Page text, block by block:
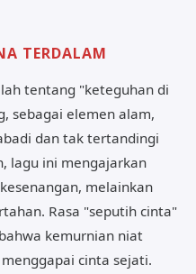
TERDALAM
tentang "keteguhan di
sebagai elemen alam,
dan tak tertandingi
lagu ini mengajarkan
melainkan
Rasa "seputih cinta"
kemurnian niat
cinta sejati.